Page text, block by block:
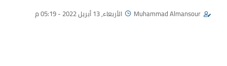
Muhammad Almansour الأربعاء, 13 أبريل 2022 - 05:19 م